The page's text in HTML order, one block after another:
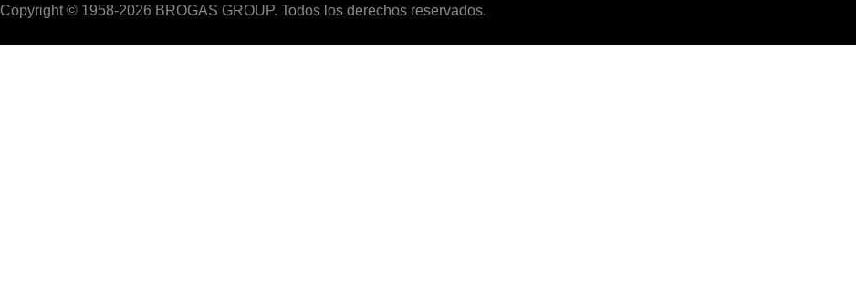
Copyright © 1958-2026 BROGAS GROUP. Todos los derechos reservados.